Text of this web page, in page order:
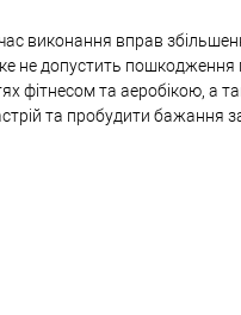
час виконання вправ
не допустить пошкодження
фітнесом та аеробікою,
та пробудити бажання